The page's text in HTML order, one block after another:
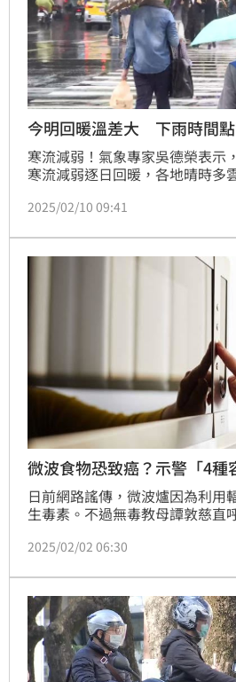
今明回暖溫差大 下雨時間
寒流減弱！氣象專家吳德榮表示
寒流減弱逐日回暖，各地晴時多
圍由南向北、逐漸擴及全台，各
2025/02/10 09:41
微波食物恐致癌？示警「4種
日前網路謠傳，微波爐因為利用
生毒素。不過無毒教母譚敦慈直
議這4種材質的容器，都不要進去
2025/02/02 06:30